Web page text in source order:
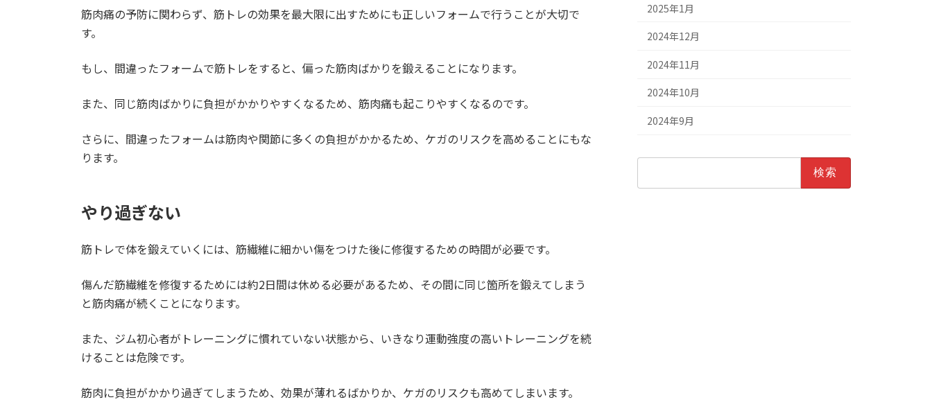
筋肉痛の予防に関わらず、筋トレの効果を最大限に出すためにも正しいフォームで行うことが大切で
す。
もし、間違ったフォームで筋トレをすると、偏った筋肉ばかりを鍛えることになります。
また、同じ筋肉ばかりに負担がかかりやすくなるため、筋肉痛も起こりやすくなるのです。
さらに、間違ったフォームは筋肉や関節に多くの負担がかかるため、ケガのリスクを高めることにもな
ります。
やり過ぎない
筋トレで体を鍛えていくには、筋繊維に細かい傷をつけた後に修復するための時間が必要です。
傷んだ筋繊維を修復するためには約2日間は休める必要があるため、その間に同じ箇所を鍛えてしまう
と筋肉痛が続くことになります。
また、ジム初心者がトレーニングに慣れていない状態から、いきなり運動強度の高いトレーニングを続
けることは危険です。
筋肉に負担がかかり過ぎてしまうため、効果が薄れるばかりか、ケガのリスクも高めてしまいます。
2025年1月
2024年12月
2024年11月
2024年10月
2024年9月